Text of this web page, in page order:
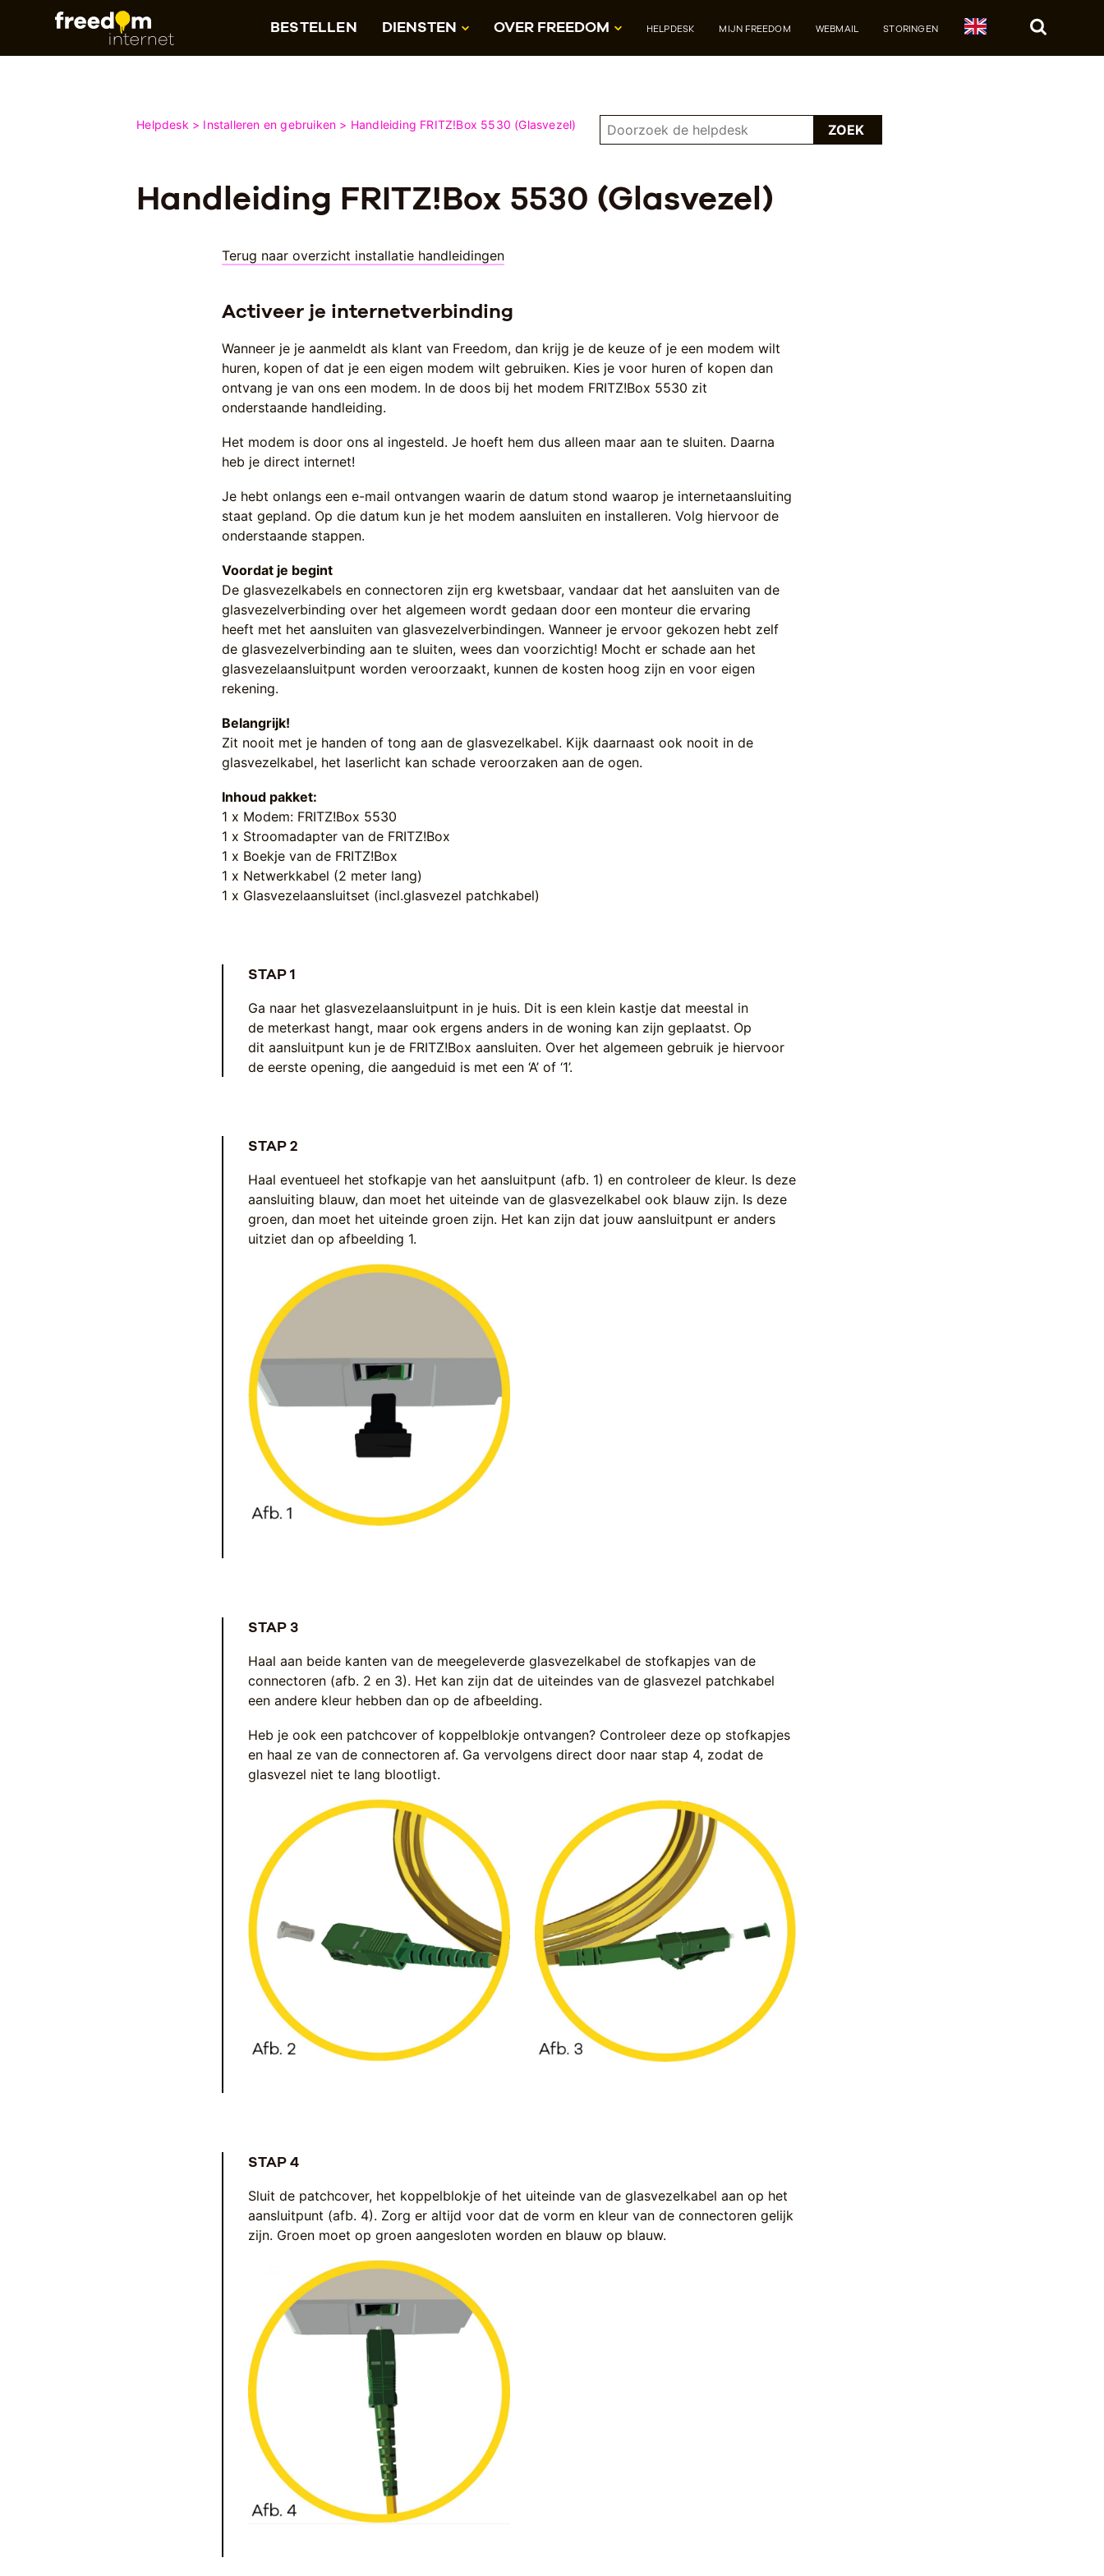
BESTELLEN DIENSTEN OVER FREEDOM HELPDESK MIJN FREEDOM WEBMAIL STORINGEN
Helpdesk Installeren en gebruiken Handleiding FRITZ!Box 5530 (Glasvezel) ZOEK
Handleiding FRITZ!Box 5530 (Glasvezel)
Terug naar overzicht installatie handleidingen
Activeer je internetverbinding
Wanneer je je aanmeldt als klant van Freedom, dan krijg je de keuze of je een modem wilt
huren, kopen of dat je een eigen modem wilt gebruiken. Kies je voor huren of kopen dan
ontvang je van ons een modem. In de doos bij het modem FRITZ!Box 5530 zit
onderstaande handleiding.
Het modem is door ons al ingesteld. Je hoeft hem dus alleen maar aan te sluiten. Daarna
heb je direct internet!
Je hebt onlangs een e-mail ontvangen waarin de datum stond waarop je internetaansluiting
staat gepland. Op die datum kun je het modem aansluiten en installeren. Volg hiervoor de
onderstaande stappen.
Voordat je begint
De glasvezelkabels en connectoren zijn erg kwetsbaar, vandaar dat het aansluiten van de
glasvezelverbinding over het algemeen wordt gedaan door een monteur die ervaring
heeft met het aansluiten van glasvezelverbindingen. Wanneer je ervoor gekozen hebt zelf
de glasvezelverbinding aan te sluiten, wees dan voorzichtig! Mocht er schade aan het
glasvezelaansluitpunt worden veroorzaakt, kunnen de kosten hoog zijn en voor eigen
rekening.
Belangrijk!
Zit nooit met je handen of tong aan de glasvezelkabel. Kijk daarnaast ook nooit in de
glasvezelkabel, het laserlicht kan schade veroorzaken aan de ogen.
Inhoud pakket:
1 x Modem: FRITZ!Box 5530
1 x Stroomadapter van de FRITZ!Box
1 x Boekje van de FRITZ!Box
1 x Netwerkkabel (2 meter lang)
1 x Glasvezelaansluitset (incl.glasvezel patchkabel)
STAP 1
Ga naar het glasvezelaansluitpunt in je huis. Dit is een klein kastje dat meestal in
de meterkast hangt, maar ook ergens anders in de woning kan zijn geplaatst. Op
dit aansluitpunt kun je de FRITZ!Box aansluiten. Over het algemeen gebruik je hiervoor
de eerste opening, die aangeduid is met een ‘A’ of ‘1’.
STAP 2
Haal eventueel het stofkapje van het aansluitpunt (afb. 1) en controleer de kleur. Is deze
aansluiting blauw, dan moet het uiteinde van de glasvezelkabel ook blauw zijn. Is deze
groen, dan moet het uiteinde groen zijn. Het kan zijn dat jouw aansluitpunt er anders
uitziet dan op afbeelding 1.
STAP 3
Haal aan beide kanten van de meegeleverde glasvezelkabel de stofkapjes van de
connectoren (afb. 2 en 3). Het kan zijn dat de uiteindes van de glasvezel patchkabel
een andere kleur hebben dan op de afbeelding.
Heb je ook een patchcover of koppelblokje ontvangen? Controleer deze op stofkapjes
en haal ze van de connectoren af. Ga vervolgens direct door naar stap 4, zodat de
glasvezel niet te lang blootligt.
STAP 4
Sluit de patchcover, het koppelblokje of het uiteinde van de glasvezelkabel aan op het
aansluitpunt (afb. 4). Zorg er altijd voor dat de vorm en kleur van de connectoren gelijk
zijn. Groen moet op groen aangesloten worden en blauw op blauw.